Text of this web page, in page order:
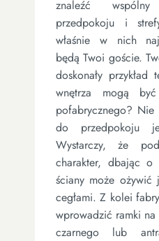
znaleźć
przedpokoju i
właśnie w nich
będą Twoi goście.
doskonały
wnętrza mogą
pofabrycznego?
do przedpokoju
Wystarczy, że
charakter, dbając
ściany może ożywić
cegłami. Z kolei
wprowadzić ramki
czarnego lub